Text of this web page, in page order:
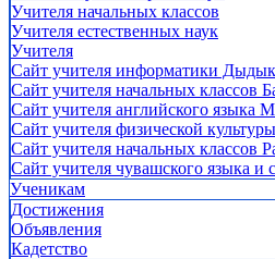
Учителя начальных классов
Учителя естественных наук
Учителя
Cайт учителя информатики
Сайт учителя начальных классов
Сайт учителя английского языка
Сайт учителя физической
Сайт учителя начальных классов
Сайт учителя чувашского языка и
Ученикам
Достижения
Объявления
Кадетство